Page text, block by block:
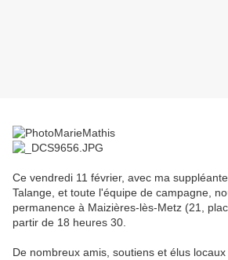
Ce vendredi 11 février, avec ma
Talange, et toute l'équipe de campagne,
permanence à Maizières-lès-Metz (21,
partir de 18 heures 30.
De nombreux amis, soutiens et élus